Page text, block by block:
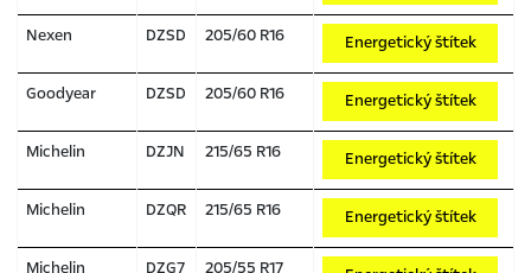
Nexen DZSD 205/60 R16 Energetický štítek
Goodyear DZSD 205/60 R16 Energetický štítek
Michelin DZJN 215/65 R16 Energetický štítek
Michelin DZQR 215/65 R16 Energetický štítek
Michelin DZG7 205/55 R17